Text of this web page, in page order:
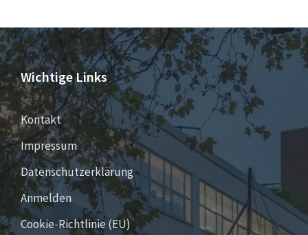
Wichtige Links
Kontakt
Impressum
Datenschutzerklärung
Anmelden
Cookie-Richtlinie (EU)